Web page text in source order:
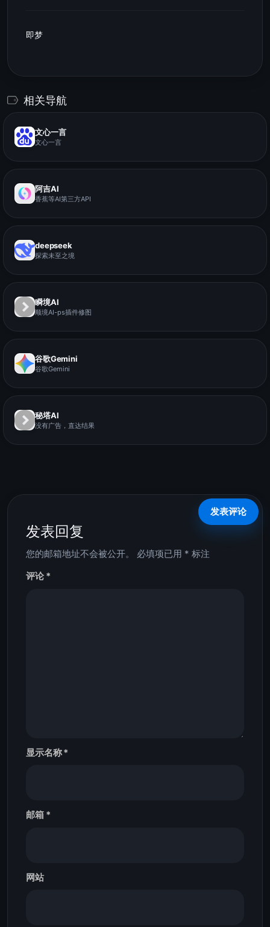
即梦
相关导航
文心一言
文心一言
阿吉AI
香蕉等AI第三方API
deepseek
探索未至之境
瞬境AI
顺境AI-ps插件修图
谷歌Gemini
谷歌Gemini
秘塔AI
没有广告，直达结果
发表回复
您的邮箱地址不会被公开。 必填项已用 * 标注
评论*
显示名称*
邮箱 *
网站